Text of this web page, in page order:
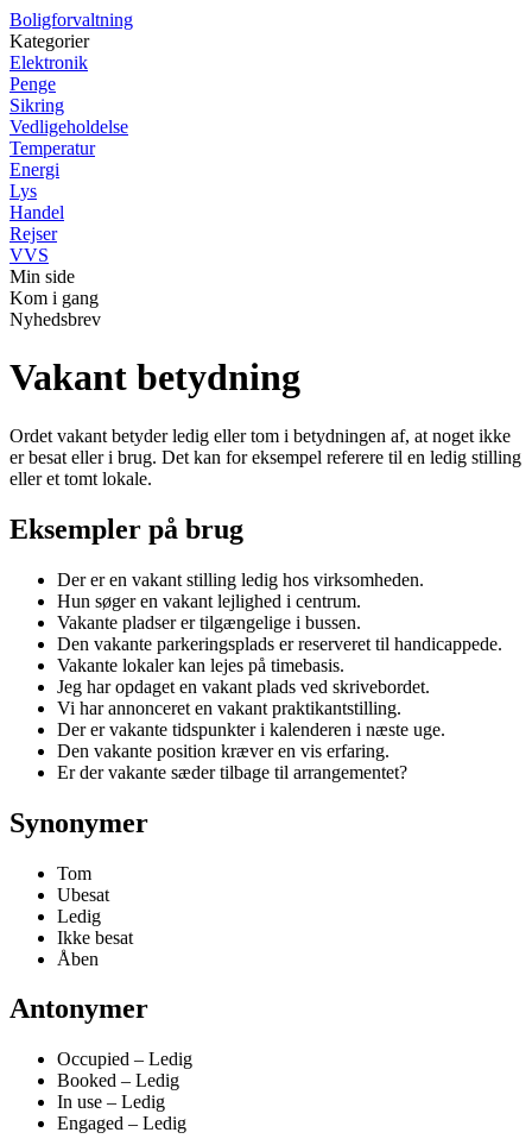
Boligforvaltning
Kategorier
Elektronik
Penge
Sikring
Vedligeholdelse
Temperatur
Energi
Lys
Handel
Rejser
VVS
Min side
Kom i gang
Nyhedsbrev
Vakant betydning
Ordet vakant betyder ledig eller tom i betydningen af, at noget ikke
er besat eller i brug. Det kan for eksempel referere til en ledig stilling
eller et tomt lokale.
Eksempler på brug
Der er en vakant stilling ledig hos virksomheden.
Hun søger en vakant lejlighed i centrum.
Vakante pladser er tilgængelige i bussen.
Den vakante parkeringsplads er reserveret til handicappede.
Vakante lokaler kan lejes på timebasis.
Jeg har opdaget en vakant plads ved skrivebordet.
Vi har annonceret en vakant praktikantstilling.
Der er vakante tidspunkter i kalenderen i næste uge.
Den vakante position kræver en vis erfaring.
Er der vakante sæder tilbage til arrangementet?
Synonymer
Tom
Ubesat
Ledig
Ikke besat
Åben
Antonymer
Occupied – Ledig
Booked – Ledig
In use – Ledig
Engaged – Ledig